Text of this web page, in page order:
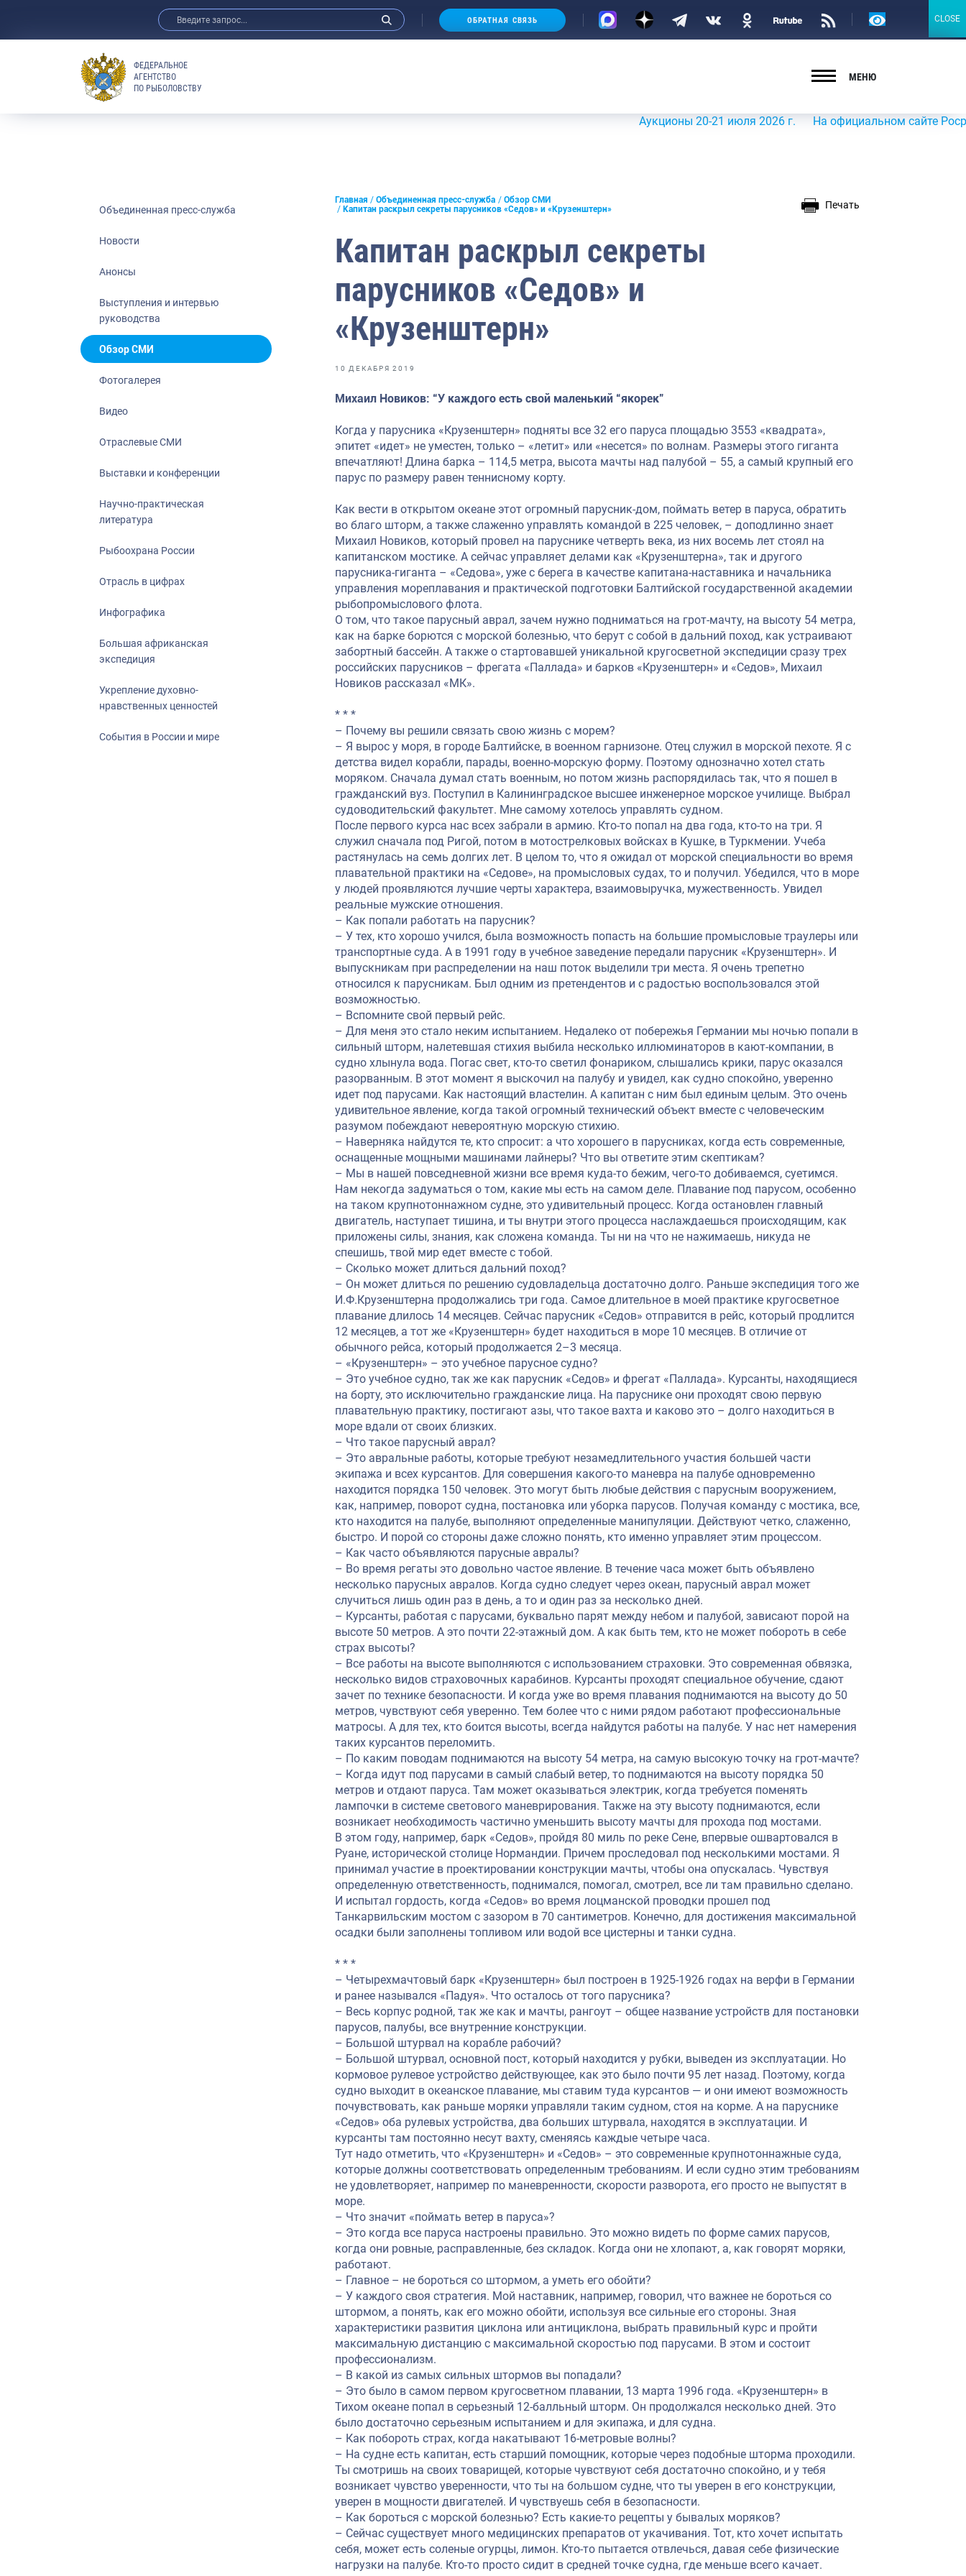
Анонсы
Выставки и конференции
Рыбоохрана России
Инфографика
Большая африканская экспедиция
Укрепление духовно-нравственных
События в России и мире
ОБРАТНАЯ СВЯЗЬ
Версия
ФЕДЕРАЛЬНОЕ
АГЕНТСТВО
ПО РЫБОЛОВСТВУ
МЕНЮ
Аукционы 20-21 июля 2026 г. На официальном сайте
Объединенная пресс-служба
Новости
Анонсы
Выступления и интервью
руководства
Обзор СМИ
Фотогалерея
Видео
Отраслевые СМИ
Выставки и конференции
Научно-практическая
литература
Рыбоохрана России
Отрасль в цифрах
Инфографика
Большая африканская
экспедиция
Укрепление духовно-
нравственных ценностей
События в России и мире
Главная Объединенная пресс-служба
Обзор СМИ
Капитан раскрыл секреты парусников «Седов» и «Крузенштерн»
Печать
Капитан раскрыл секреты
парусников «Седов» и
«Крузенштерн»
10 ДЕКАБРЯ 2019
Михаил Новиков: “У каждого есть свой маленький “якорек”
Когда у парусника «Крузенштерн» подняты все 32 его паруса площадью 3553 «квадрата»,
эпитет «идет» не уместен, только – «летит» или «несется» по волнам. Размеры этого гиганта
впечатляют! Длина барка – 114,5 метра, высота мачты над палубой – 55, а самый крупный его
парус по размеру равен теннисному корту.
Как вести в открытом океане этот огромный парусник-дом, поймать ветер в паруса, обратить
во благо шторм, а также слаженно управлять командой в 225 человек, – доподлинно знает
Михаил Новиков, который провел на паруснике четверть века, из них восемь лет стоял на
капитанском мостике. А сейчас управляет делами как «Крузенштерна», так и другого
парусника-гиганта – «Седова», уже с берега в качестве капитана-наставника и начальника
управления мореплавания и практической подготовки Балтийской государственной академии
рыбопромыслового флота.
О том, что такое парусный аврал, зачем нужно подниматься на грот-мачту, на высоту 54 метра,
как на барке борются с морской болезнью, что берут с собой в дальний поход, как устраивают
забортный бассейн. А также о стартовавшей уникальной кругосветной экспедиции сразу трех
российских парусников – фрегата «Паллада» и барков «Крузенштерн» и «Седов», Михаил
Новиков рассказал «МК».
* * *
– Почему вы решили связать свою жизнь с морем?
– Я вырос у моря, в городе Балтийске, в военном гарнизоне. Отец служил в морской пехоте. Я с
детства видел корабли, парады, военно-морскую форму. Поэтому однозначно хотел стать
моряком. Сначала думал стать военным, но потом жизнь распорядилась так, что я пошел в
гражданский вуз. Поступил в Калининградское высшее инженерное морское училище. Выбрал
судоводительский факультет. Мне самому хотелось управлять судном.
После первого курса нас всех забрали в армию. Кто-то попал на два года, кто-то на три. Я
служил сначала под Ригой, потом в мотострелковых войсках в Кушке, в Туркмении. Учеба
растянулась на семь долгих лет. В целом то, что я ожидал от морской специальности во время
плавательной практики на «Седове», на промысловых судах, то и получил. Убедился, что в море
у людей проявляются лучшие черты характера, взаимовыручка, мужественность. Увидел
реальные мужские отношения.
– Как попали работать на парусник?
– У тех, кто хорошо учился, была возможность попасть на большие промысловые траулеры или
транспортные суда. А в 1991 году в учебное заведение передали парусник «Крузенштерн». И
выпускникам при распределении на наш поток выделили три места. Я очень трепетно
относился к парусникам. Был одним из претендентов и с радостью воспользовался этой
возможностью.
– Вспомните свой первый рейс.
– Для меня это стало неким испытанием. Недалеко от побережья Германии мы ночью попали в
сильный шторм, налетевшая стихия выбила несколько иллюминаторов в кают-компании, в
судно хлынула вода. Погас свет, кто-то светил фонариком, слышались крики, парус оказался
разорванным. В этот момент я выскочил на палубу и увидел, как судно спокойно, уверенно
идет под парусами. Как настоящий властелин. А капитан с ним был единым целым. Это очень
удивительное явление, когда такой огромный технический объект вместе с человеческим
разумом побеждают невероятную морскую стихию.
– Наверняка найдутся те, кто спросит: а что хорошего в парусниках, когда есть современные,
оснащенные мощными машинами лайнеры? Что вы ответите этим скептикам?
– Мы в нашей повседневной жизни все время куда-то бежим, чего-то добиваемся, суетимся.
Нам некогда задуматься о том, какие мы есть на самом деле. Плавание под парусом, особенно
на таком крупнотоннажном судне, это удивительный процесс. Когда остановлен главный
двигатель, наступает тишина, и ты внутри этого процесса наслаждаешься происходящим, как
приложены силы, знания, как сложена команда. Ты ни на что не нажимаешь, никуда не
спешишь, твой мир едет вместе с тобой.
– Сколько может длиться дальний поход?
– Он может длиться по решению судовладельца достаточно долго. Раньше экспедиция того же
И.Ф.Крузенштерна продолжались три года. Самое длительное в моей практике кругосветное
плавание длилось 14 месяцев. Сейчас парусник «Седов» отправится в рейс, который продлится
12 месяцев, а тот же «Крузенштерн» будет находиться в море 10 месяцев. В отличие от
обычного рейса, который продолжается 2–3 месяца.
– «Крузенштерн» – это учебное парусное судно?
– Это учебное судно, так же как парусник «Седов» и фрегат «Паллада». Курсанты, находящиеся
на борту, это исключительно гражданские лица. На паруснике они проходят свою первую
плавательную практику, постигают азы, что такое вахта и каково это – долго находиться в
море вдали от своих близких.
– Что такое парусный аврал?
– Это авральные работы, которые требуют незамедлительного участия большей части
экипажа и всех курсантов. Для совершения какого-то маневра на палубе одновременно
находится порядка 150 человек. Это могут быть любые действия с парусным вооружением,
как, например, поворот судна, постановка или уборка парусов. Получая команду с мостика, все,
кто находится на палубе, выполняют определенные манипуляции. Действуют четко, слаженно,
быстро. И порой со стороны даже сложно понять, кто именно управляет этим процессом.
– Как часто объявляются парусные авралы?
– Во время регаты это довольно частое явление. В течение часа может быть объявлено
несколько парусных авралов. Когда судно следует через океан, парусный аврал может
случиться лишь один раз в день, а то и один раз за несколько дней.
– Курсанты, работая с парусами, буквально парят между небом и палубой, зависают порой на
высоте 50 метров. А это почти 22‑этажный дом. А как быть тем, кто не может побороть в себе
страх высоты?
– Все работы на высоте выполняются с использованием страховки. Это современная обвязка,
несколько видов страховочных карабинов. Курсанты проходят специальное обучение, сдают
зачет по технике безопасности. И когда уже во время плавания поднимаются на высоту до 50
метров, чувствуют себя уверенно. Тем более что с ними рядом работают профессиональные
матросы. А для тех, кто боится высоты, всегда найдутся работы на палубе. У нас нет намерения
таких курсантов переломить.
– По каким поводам поднимаются на высоту 54 метра, на самую высокую точку на грот-мачте?
– Когда идут под парусами в самый слабый ветер, то поднимаются на высоту порядка 50
метров и отдают паруса. Там может оказываться электрик, когда требуется поменять
лампочки в системе светового маневрирования. Также на эту высоту поднимаются, если
возникает необходимость частично уменьшить высоту мачты для прохода под мостами.
В этом году, например, барк «Седов», пройдя 80 миль по реке Сене, впервые ошвартовался в
Руане, исторической столице Нормандии. Причем проследовал под несколькими мостами. Я
принимал участие в проектировании конструкции мачты, чтобы она опускалась. Чувствуя
определенную ответственность, поднимался, помогал, смотрел, все ли там правильно сделано.
И испытал гордость, когда «Седов» во время лоцманской проводки прошел под
Танкарвильским мостом с зазором в 70 сантиметров. Конечно, для достижения максимальной
осадки были заполнены топливом или водой все цистерны и танки судна.
* * *
– Четырехмачтовый барк «Крузенштерн» был построен в 1925-1926 годах на верфи в Германии
и ранее назывался «Падуя». Что осталось от того парусника?
– Весь корпус родной, так же как и мачты, рангоут – общее название устройств для постановки
парусов, палубы, все внутренние конструкции.
– Большой штурвал на корабле рабочий?
– Большой штурвал, основной пост, который находится у рубки, выведен из эксплуатации. Но
кормовое рулевое устройство действующее, как это было почти 95 лет назад. Поэтому, когда
судно выходит в океанское плавание, мы ставим туда курсантов — и они имеют возможность
почувствовать, как раньше моряки управляли таким судном, стоя на корме. А на паруснике
«Седов» оба рулевых устройства, два больших штурвала, находятся в эксплуатации. И
курсанты там постоянно несут вахту, сменяясь каждые четыре часа.
Тут надо отметить, что «Крузенштерн» и «Седов» – это современные крупнотоннажные суда,
которые должны соответствовать определенным требованиям. И если судно этим требованиям
не удовлетворяет, например по маневренности, скорости разворота, его просто не выпустят в
море.
– Что значит «поймать ветер в паруса»?
– Это когда все паруса настроены правильно. Это можно видеть по форме самих парусов,
когда они ровные, расправленные, без складок. Когда они не хлопают, а, как говорят моряки,
работают.
– Главное – не бороться со штормом, а уметь его обойти?
– У каждого своя стратегия. Мой наставник, например, говорил, что важнее не бороться со
штормом, а понять, как его можно обойти, используя все сильные его стороны. Зная
характеристики развития циклона или антициклона, выбрать правильный курс и пройти
максимальную дистанцию с максимальной скоростью под парусами. В этом и состоит
профессионализм.
– В какой из самых сильных штормов вы попадали?
– Это было в самом первом кругосветном плавании, 13 марта 1996 года. «Крузенштерн» в
Тихом океане попал в серьезный 12-балльный шторм. Он продолжался несколько дней. Это
было достаточно серьезным испытанием и для экипажа, и для судна.
– Как побороть страх, когда накатывают 16-метровые волны?
– На судне есть капитан, есть старший помощник, которые через подобные шторма проходили.
Ты смотришь на своих товарищей, которые чувствуют себя достаточно спокойно, и у тебя
возникает чувство уверенности, что ты на большом судне, что ты уверен в его конструкции,
уверен в мощности двигателей. И чувствуешь себя в безопасности.
– Как бороться с морской болезнью? Есть какие-то рецепты у бывалых моряков?
– Сейчас существует много медицинских препаратов от укачивания. Тот, кто хочет испытать
себя, может есть соленые огурцы, лимон. Кто-то пытается отвлечься, давая себе физические
нагрузки на палубе. Кто-то просто сидит в средней точке судна, где меньше всего качает.
CLOSE
CLOSE